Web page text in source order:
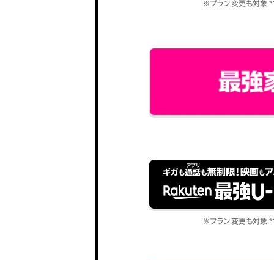
※プラン変更も対象
※プラン変更も対象